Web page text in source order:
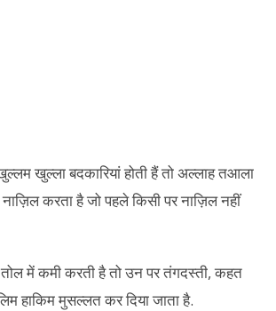
खुल्ला बदकारियां होती हैं तो अल्लाह तआला
करता है जो पहले किसी पर नाज़िल नहीं
में कमी करती है तो उन पर तंगदस्ती, कहत
हाकिम मुसल्लत कर दिया जाता है.